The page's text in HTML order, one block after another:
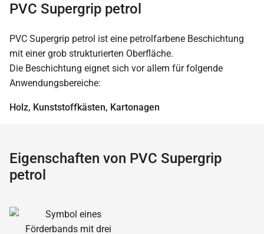
PVC Supergrip petrol
PVC Supergrip petrol ist eine petrolfarbene Beschichtung
mit einer grob strukturierten Oberfläche.
Die Beschichtung eignet sich vor allem für folgende
Anwendungsbereiche:
Holz, Kunststoffkästen, Kartonagen
Eigenschaften von PVC Supergrip
petrol